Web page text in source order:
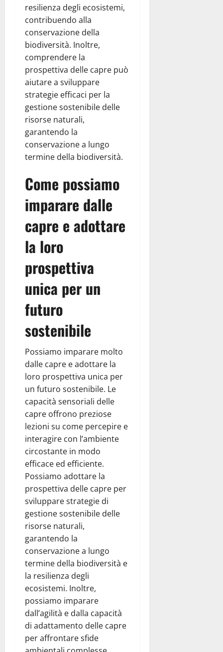
resilienza degli ecosistemi,
contribuendo alla
conservazione della
biodiversità. Inoltre,
comprendere la
prospettiva delle capre può
aiutare a sviluppare
strategie efficaci per la
gestione sostenibile delle
risorse naturali,
garantendo la
conservazione a lungo
termine della biodiversità.
Come possiamo
imparare dalle
capre e adottare
la loro
prospettiva
unica per un
futuro
sostenibile
Possiamo imparare molto
dalle capre e adottare la
loro prospettiva unica per
un futuro sostenibile. Le
capacità sensoriali delle
capre offrono preziose
lezioni su come percepire e
interagire con l’ambiente
circostante in modo
efficace ed efficiente.
Possiamo adottare la
prospettiva delle capre per
sviluppare strategie di
gestione sostenibile delle
risorse naturali,
garantendo la
conservazione a lungo
termine della biodiversità e
la resilienza degli
ecosistemi. Inoltre,
possiamo imparare
dall’agilità e dalla capacità
di adattamento delle capre
per affrontare sfide